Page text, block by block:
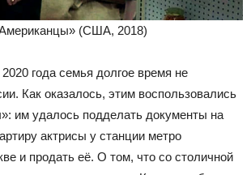
(США, 2018)
года семья долгое время не
Как оказалось, этим воспользовались
им удалось подделать документы на
актрисы у станции метро
и продать её. О том, что со столичной